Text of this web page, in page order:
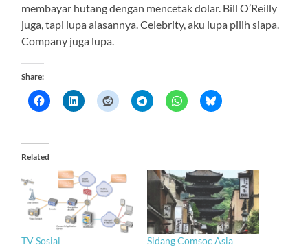
membayar hutang dengan mencetak dolar. Bill O’Reilly
juga, tapi lupa alasannya. Celebrity, aku lupa pilih siapa.
Company juga lupa.
Share:
Related
TV Sosial
Sidang Comsoc Asia